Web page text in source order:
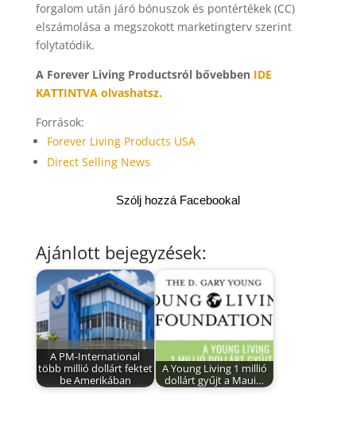
forgalom után járó bónuszok és pontértékek (CC)
elszámolása a megszokott marketingterv szerint
folytatódik.
A Forever Living Productsról bővebben IDE
KATTINTVA olvashatsz.
Források:
Forever Living Products USA
Direct Selling News
Szólj hozzá Facebookal
Ajánlott bejegyzések:
A PM-International
több millió dollárt fektet
be Amerikában
A Young Living 1 millió
dollárt gyűjt a Maui…